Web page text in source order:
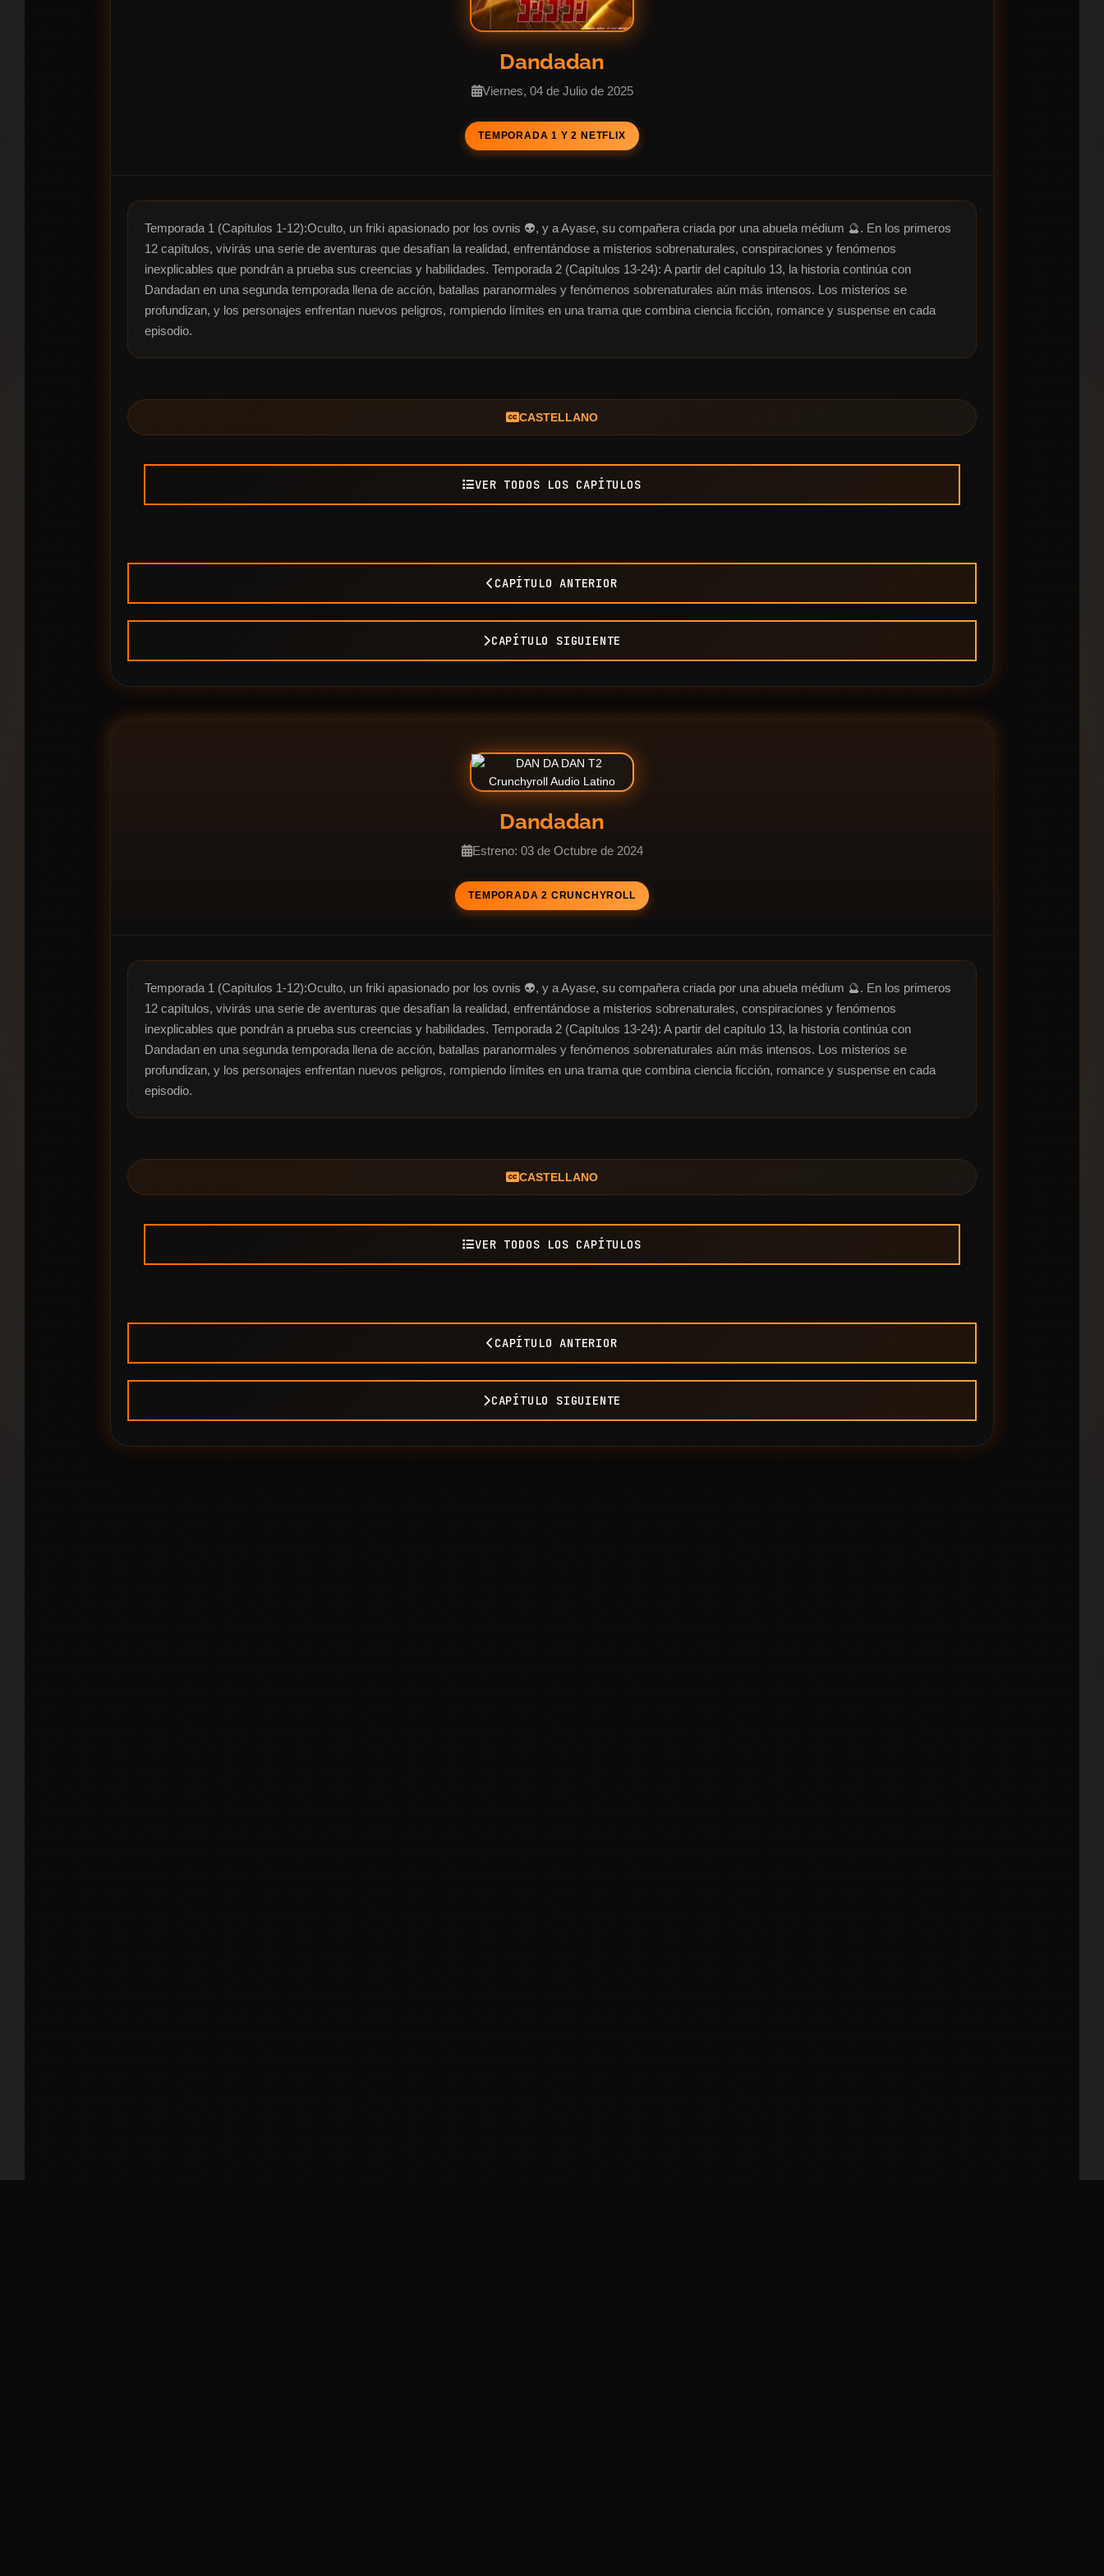
Dandadan
Viernes, 04 de Julio de 2025
TEMPORADA 1 Y 2 NETFLIX
Temporada 1 (Capítulos 1-12):Oculto, un friki apasionado por los ovnis 👽, y a Ayase, su compañera criada por una abuela médium 🔮. En los primeros
12 capítulos, vivirás una serie de aventuras que desafían la realidad, enfrentándose a misterios sobrenaturales, conspiraciones y fenómenos
inexplicables que pondrán a prueba sus creencias y habilidades. Temporada 2 (Capítulos 13-24): A partir del capítulo 13, la historia continúa con
Dandadan en una segunda temporada llena de acción, batallas paranormales y fenómenos sobrenaturales aún más intensos. Los misterios se
profundizan, y los personajes enfrentan nuevos peligros, rompiendo límites en una trama que combina ciencia ficción, romance y suspense en cada
episodio.
CASTELLANO
VER TODOS LOS CAPÍTULOS
CAPÍTULO ANTERIOR
CAPÍTULO SIGUIENTE
Dandadan
Estreno: 03 de Octubre de 2024
TEMPORADA 2 CRUNCHYROLL
Temporada 1 (Capítulos 1-12):Oculto, un friki apasionado por los ovnis 👽, y a Ayase, su compañera criada por una abuela médium 🔮. En los primeros
12 capítulos, vivirás una serie de aventuras que desafían la realidad, enfrentándose a misterios sobrenaturales, conspiraciones y fenómenos
inexplicables que pondrán a prueba sus creencias y habilidades. Temporada 2 (Capítulos 13-24): A partir del capítulo 13, la historia continúa con
Dandadan en una segunda temporada llena de acción, batallas paranormales y fenómenos sobrenaturales aún más intensos. Los misterios se
profundizan, y los personajes enfrentan nuevos peligros, rompiendo límites en una trama que combina ciencia ficción, romance y suspense en cada
episodio.
CASTELLANO
VER TODOS LOS CAPÍTULOS
CAPÍTULO ANTERIOR
CAPÍTULO SIGUIENTE